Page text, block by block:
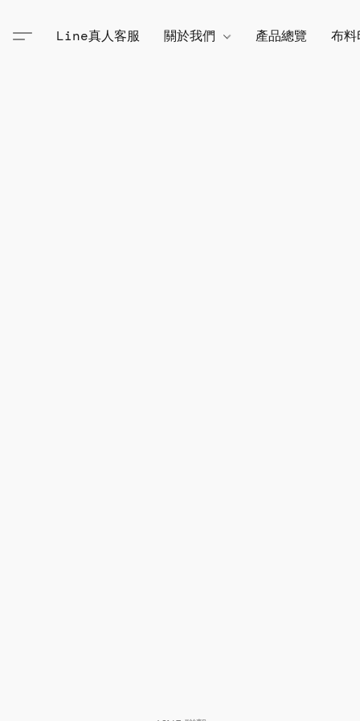
Line真人客服 關於我們 產品總覽 布